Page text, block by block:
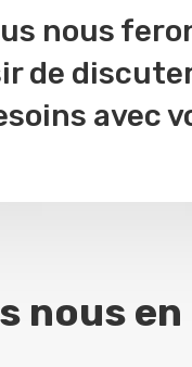
nous
de
avec
nous